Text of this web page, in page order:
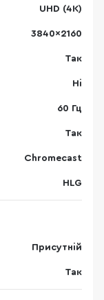
UHD (4K)
3840×2160
Так
Ні
60 Гц
Так
Chromecast
HLG
Присутній
Так